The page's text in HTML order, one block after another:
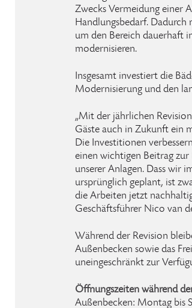
Zwecks Vermeidung einer
Handlungsbedarf. Dadurch
um den Bereich dauerhaft
modernisieren.
Insgesamt investiert die
Modernisierung und den
„Mit der jährlichen
Gäste auch in Zukunft ein
Die Investitionen
einen wichtigen Beitrag
unserer Anlagen. Dass wir
ursprünglich geplant, ist
die Arbeiten jetzt
Geschäftsführer Nico van
Während der Revision
Außenbecken sowie das
uneingeschränkt zur
Öffnungszeiten während
Außenbecken: Montag bis